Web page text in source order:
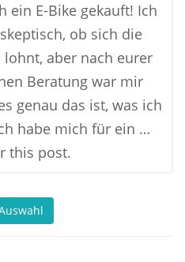
ein E-Bike gekauft! Ich
ob sich die
aber nach eurer
Beratung war mir
genau das ist, was ich
habe mich für ein …
this post.